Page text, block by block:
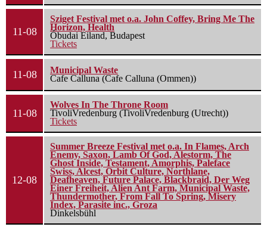
11-08
Sziget Festival met o.a. John Coffey, Bring Me The
Horizon, Health
Óbudai Eiland, Budapest
Tickets
11-08
Municipal Waste
Cafe Calluna (Cafe Calluna (Ommen))
11-08
Wolves In The Throne Room
TivoliVredenburg (TivoliVredenburg (Utrecht))
Tickets
12-08
Summer Breeze Festival met o.a. In Flames, Arch
Enemy, Saxon, Lamb Of God, Alestorm, The
Ghost Inside, Testament, Amorphis, Paleface
Swiss, Alcest, Orbit Culture, Northlane,
Deafheaven, Future Palace, Blackbraid, Der Weg
Einer Freiheit, Alien Ant Farm, Municipal Waste,
Thundermother, From Fall To Spring, Misery
Index, Parasite inc., Groza
Dinkelsbühl